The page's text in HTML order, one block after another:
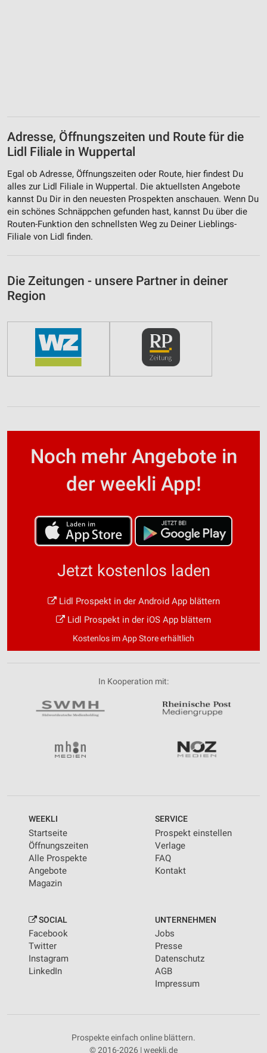
Adresse, Öffnungszeiten und Route für die
Lidl Filiale in Wuppertal
Egal ob Adresse, Öffnungszeiten oder Route, hier findest Du
alles zur Lidl Filiale in Wuppertal. Die aktuellsten Angebote
kannst Du Dir in den neuesten Prospekten anschauen. Wenn Du
ein schönes Schnäppchen gefunden hast, kannst Du über die
Routen-Funktion den schnellsten Weg zu Deiner Lieblings-
Filiale von Lidl finden.
Die Zeitungen - unsere Partner in deiner
Region
Noch mehr Angebote in
der weekli App!
Jetzt kostenlos laden
Lidl Prospekt in der Android App blättern
Lidl Prospekt in der iOS App blättern
Kostenlos im App Store erhältlich
In Kooperation mit:
WEEKLI
Startseite
Öffnungszeiten
Alle Prospekte
Angebote
Magazin
SERVICE
Prospekt einstellen
Verlage
FAQ
Kontakt
SOCIAL
Facebook
Twitter
Instagram
LinkedIn
UNTERNEHMEN
Jobs
Presse
Datenschutz
AGB
Impressum
Prospekte einfach online blättern.
© 2016-2026 | weekli.de